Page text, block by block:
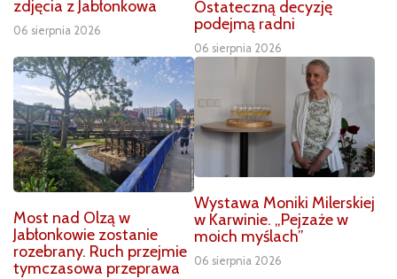
zdjęcia z Jabłonkowa
06 sierpnia 2026
Ostateczną decyzję
podejmą radni
06 sierpnia 2026
Most nad Olzą w
Jabłonkowie zostanie
rozebrany. Ruch przejmie
tymczasowa przeprawa
Wystawa Moniki Milerskiej
w Karwinie. „Pejzaże w
moich myślach”
06 sierpnia 2026